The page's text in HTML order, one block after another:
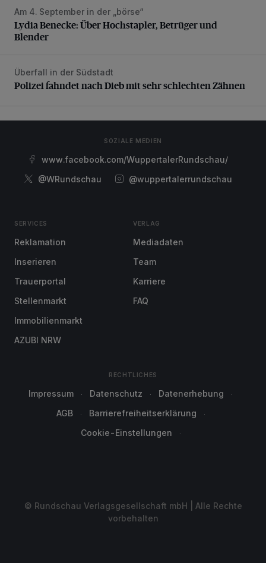
Lydia Benecke: Über Hochstapler, Betrüger und Blender
Am 4. September in der „börse“
Lydia Benecke: Über Hochstapler, Betrüger und
Blender
Polizei fahndet nach Dieb mit sehr schlechten Zähnen
Überfall in der Südstadt
Polizei fahndet nach Dieb mit sehr schlechten Zähnen
SOZIALE MEDIEN
www.facebook.com/WuppertalerRundschau/
@WRundschau
@wuppertalerrundschau
SERVICES
Reklamation
Inserieren
Trauerportal
Stellenmarkt
Immobilienmarkt
AZUBI NRW
VERLAG
Mediadaten
Team
Karriere
FAQ
RECHTLICHES
Impressum Datenschutz
Datenerhebung
AGB
Barrierefreiheitserklärung
Cookie-Einstellungen
© Rundschau Verlagsgesellschaft mbH | Alle Rechte
vorbehalten